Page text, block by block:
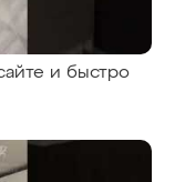
и быстро